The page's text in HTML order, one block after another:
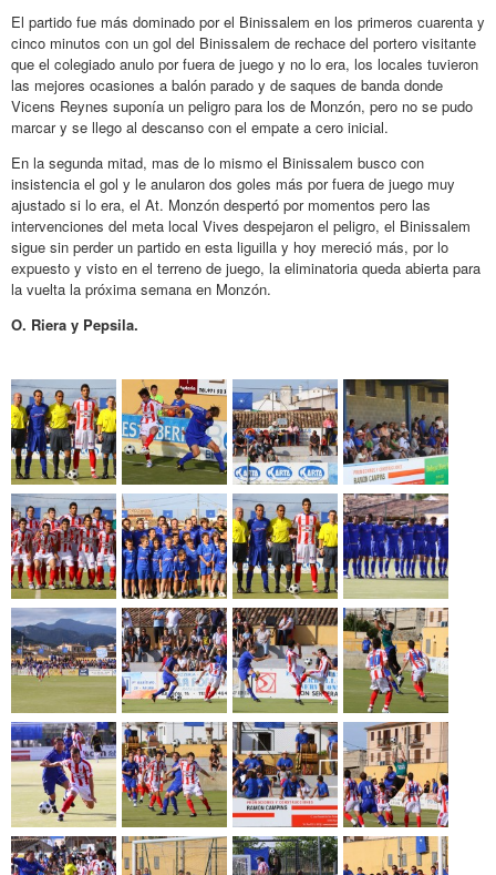
El partido fue más dominado por el Binissalem en los primeros cuarenta y
cinco minutos con un gol del Binissalem de rechace del portero visitante
que el colegiado anulo por fuera de juego y no lo era, los locales tuvieron
las mejores ocasiones a balón parado y de saques de banda donde
Vicens Reynes suponía un peligro para los de Monzón, pero no se pudo
marcar y se llego al descanso con el empate a cero inicial.
En la segunda mitad, mas de lo mismo el Binissalem busco con
insistencia el gol y le anularon dos goles más por fuera de juego muy
ajustado si lo era, el At. Monzón despertó por momentos pero las
intervenciones del meta local Vives despejaron el peligro, el Binissalem
sigue sin perder un partido en esta liguilla y hoy mereció más, por lo
expuesto y visto en el terreno de juego, la eliminatoria queda abierta para
la vuelta la próxima semana en Monzón.
O. Riera y Pepsila.